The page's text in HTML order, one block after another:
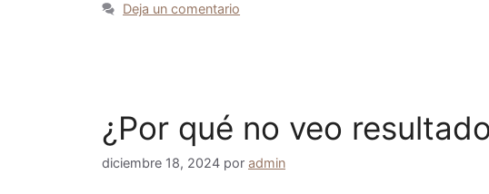
Deja un comentario
¿Por qué no veo
diciembre 18, 2024 por admin